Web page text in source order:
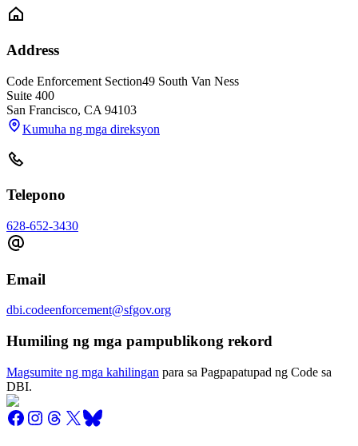
Address
Code Enforcement Section49 South Van Ness
Suite 400
San Francisco, CA 94103
Kumuha ng mga direksyon
Telepono
628-652-3430
Email
dbi.codeenforcement@sfgov.org
Humiling ng mga pampublikong rekord
Magsumite ng mga kahilingan para sa Pagpapatupad ng Code sa
DBI.